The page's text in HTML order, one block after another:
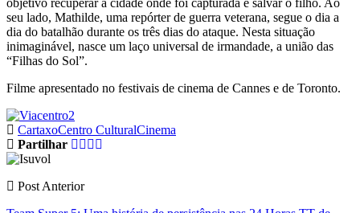
seu lado, Mathilde, uma repórter de guerra veterana, segue o dia a
dia do batalhão durante os três dias do ataque. Nesta situação
inimaginável, nasce um laço universal de irmandade, a união das
“Filhas do Sol”.
Filme apresentado no festivais de cinema de Cannes e de Toronto.
CartaxoCentro CulturalCinema
Partilhar
Post Anterior